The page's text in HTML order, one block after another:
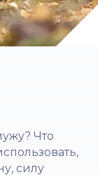
Что
силу